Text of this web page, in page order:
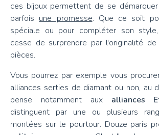
ces bijoux permettent de se
parfois une promesse. Que ce soit
spéciale ou pour compléter son
cesse de surprendre par l'originalité
pièces.
Vous pourrez par exemple vous
alliances serties de diamant ou non, au
pense notamment aux alliances
distinguent par une ou plusieurs
montées sur le pourtour. Douze paris